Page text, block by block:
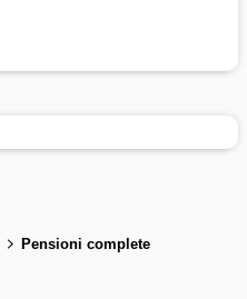
Pensioni complete